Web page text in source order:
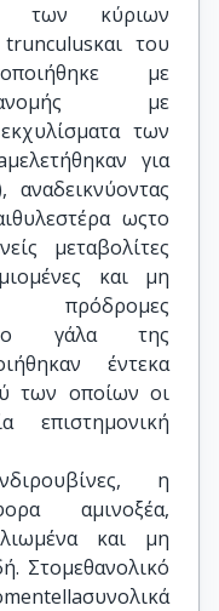
των κύριων
του
με
με
των
για
ωςτο
μεταβολίτες
και μη
Στο γάλα της
έντεκα
των οποίων οι
η
αμινοξέα,
και μη
Στομεθανολικό